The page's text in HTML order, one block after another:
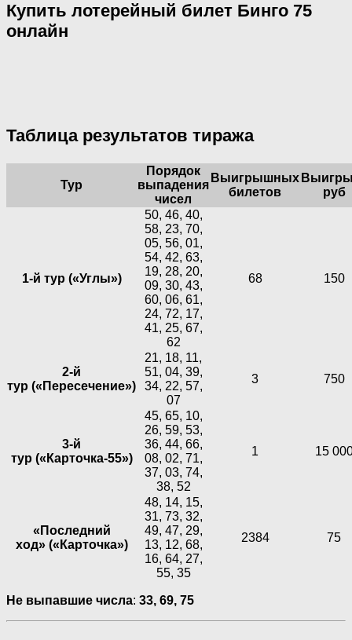
Купить лотерейный билет Бинго 75
онлайн
Таблица результатов тиража
Тур
Порядок
выпадения
чисел
Выигрышных
билетов
руб
1-й тур («Углы»)
50, 46, 40,
58, 23, 70,
05, 56, 01,
54, 42, 63,
19, 28, 20,
09, 30, 43,
60, 06, 61,
24, 72, 17,
41, 25, 67,
62
68 150
2-й
тур («Пересечение»)
21, 18, 11,
51, 04, 39,
34, 22, 57,
07
3 750
3-й
тур («Карточка-55»)
45, 65, 10,
26, 59, 53,
36, 44, 66,
08, 02, 71,
37, 03, 74,
38, 52
1 15
«Последний
ход» («Карточка»)
48, 14, 15,
31, 73, 32,
49, 47, 29,
13, 12, 68,
16, 64, 27,
55, 35
2384 75
Не выпавшие числа: 33, 69, 75